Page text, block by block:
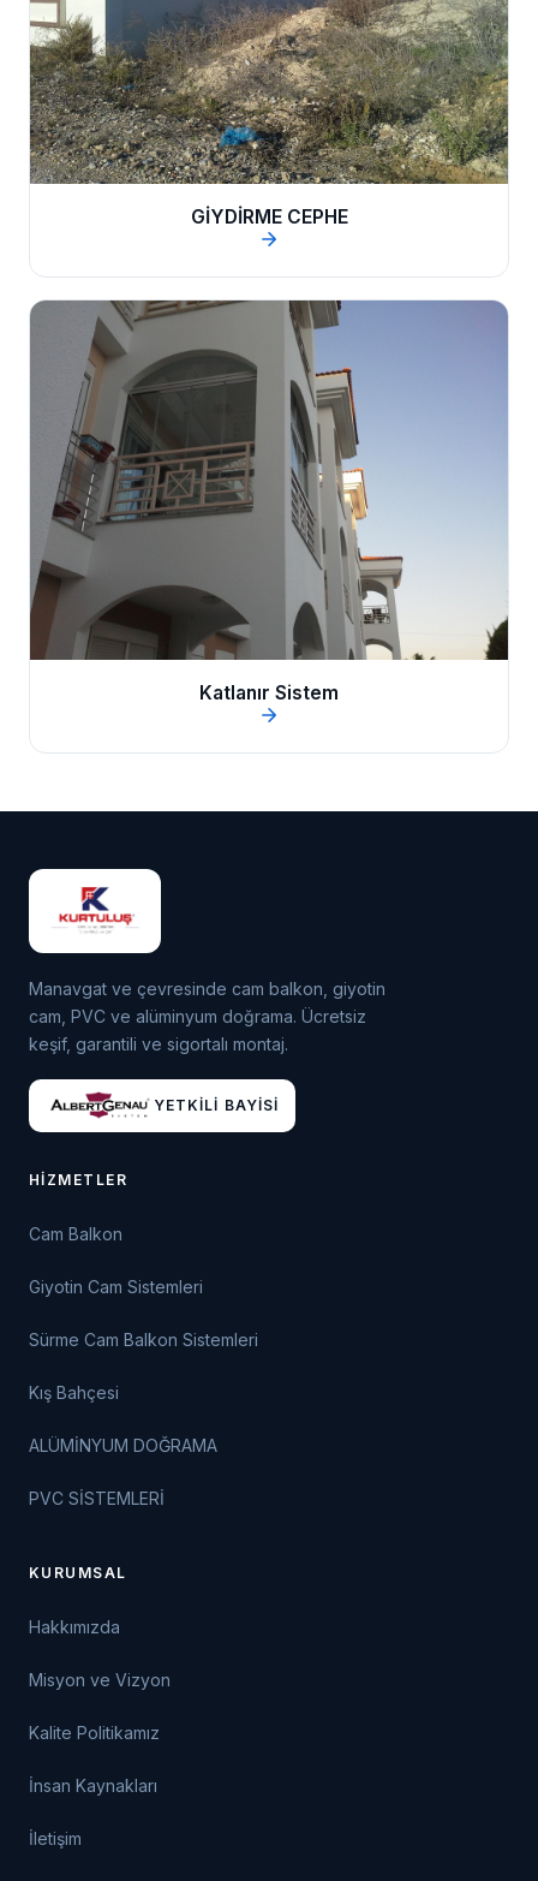
GİYDİRME CEPHE
Katlanır Sistem
Manavgat ve çevresinde cam balkon, giyotin
cam, PVC ve alüminyum doğrama. Ücretsiz
keşif, garantili ve sigortalı montaj.
YETKILI BAYISI
HIZMETLER
Cam Balkon
Giyotin Cam Sistemleri
Sürme Cam Balkon Sistemleri
Kış Bahçesi
ALÜMİNYUM DOĞRAMA
PVC SİSTEMLERİ
KURUMSAL
Hakkımızda
Misyon ve Vizyon
Kalite Politikamız
İnsan Kaynakları
İletişim